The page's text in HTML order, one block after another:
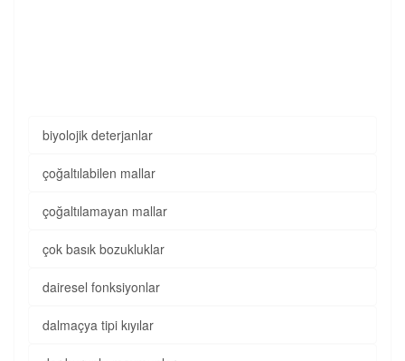
biyolojik deterjanlar
çoğaltılabilen mallar
çoğaltılamayan mallar
çok basık bozukluklar
dairesel fonksiyonlar
dalmaçya tipi kıyılar